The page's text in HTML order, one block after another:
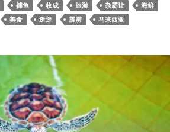
捕鱼 收成 旅游 杂霸让
海鲜
美食 逛逛 霹雳 马来西亚